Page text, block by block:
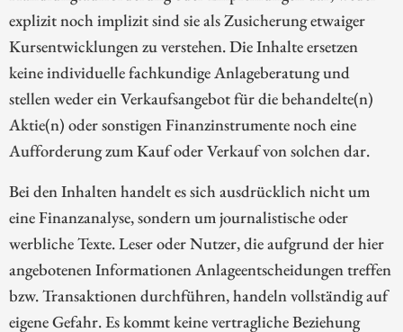
explizit noch implizit sind sie als Zusicherung etwaiger
Kursentwicklungen zu verstehen. Die Inhalte ersetzen
keine individuelle fachkundige Anlageberatung und
stellen weder ein Verkaufsangebot für die behandelte(n)
Aktie(n) oder sonstigen Finanzinstrumente noch eine
Aufforderung zum Kauf oder Verkauf von solchen dar.
Bei den Inhalten handelt es sich ausdrücklich nicht um
eine Finanzanalyse, sondern um journalistische oder
werbliche Texte. Leser oder Nutzer, die aufgrund der hier
angebotenen Informationen Anlageentscheidungen treffen
bzw. Transaktionen durchführen, handeln vollständig auf
eigene Gefahr. Es kommt keine vertragliche Beziehung